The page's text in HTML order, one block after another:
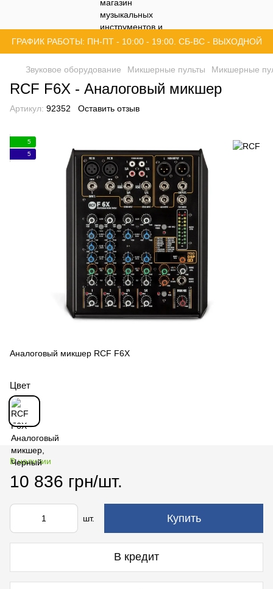
ГРАФИК РАБОТЫ: ПН-ПТ - 10:00 - 19:00. СБ-ВС - ВЫХОДНОЙ
Звуковое оборудование Микшерные пульты Микшерные
RCF F6X - Аналоговый микшер
Артикул: 92352 Оставить отзыв
5
5
Аналоговый микшер RCF F6X
Цвет
В наличии
10 836 грн/шт.
шт. Купить
В кредит